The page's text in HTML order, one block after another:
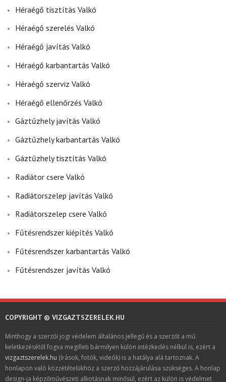
Héraégő tisztítás Valkó
Héraégő szerelés Valkó
Héraégő javítás Valkó
Héraégő karbantartás Valkó
Héraégő szerviz Valkó
Héraégő ellenőrzés Valkó
Gáztűzhely javítás Valkó
Gáztűzhely karbantartás Valkó
Gáztűzhely tisztítás Valkó
Radiátor csere Valkó
Radiátorszelep javítás Valkó
Radiátorszelep csere Valkó
Fűtésrendszer kiépítés Valkó
Fűtésrendszer karbantartás Valkó
Fűtésrendszer javítás Valkó
COPYRIGHT © VIZGAZTSZERELEK.HU
Minthogy a szerzői jogi védelem általános jellegű és a szerzőt a mű
keletkezésétől fogva megilleti bármilyen külön intézkedés nélkül is, ezért a
vizgaztszerelek.hu (írások, fotók, videók) is a hatálya alá tartoznak. A
honlapon való közzétételükhöz a szerző hozzájárulása szükséges. A honlap
design-ja képzőművészeti alkotásnak minősül, ezért az külön is védelmet